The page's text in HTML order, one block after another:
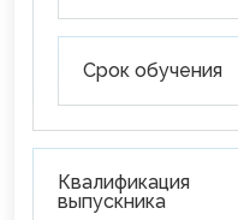
Срок обучения
Квалификация
выпускника